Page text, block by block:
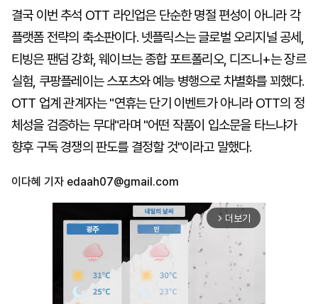
결국 이번 추석 OTT 라인업은 단순한 명절 편성이 아니라 각
플랫폼 전략의 축소판이다. 넷플릭스는 글로벌 오리지널 공세,
티빙은 팬덤 강화, 웨이브는 종합 포트폴리오, 디즈니+는 장르
실험, 쿠팡플레이는 스포츠와 예능 병행으로 차별화를 꾀했다.
OTT 업계 관계자는 "연휴는 단기 이벤트가 아니라 OTT의 정
체성을 검증하는 무대"라며 "어떤 작품이 입소문을 타느냐가
향후 구독 경쟁의 판도를 결정할 것"이라고 말했다.
이다혜 기자 edaah07@gmail.com
arrow_forward_ios 더보기